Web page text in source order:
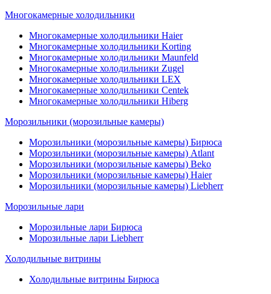
Многокамерные холодильники
Многокамерные холодильники Haier
Многокамерные холодильники Korting
Многокамерные холодильники Maunfeld
Многокамерные холодильники Zugel
Многокамерные холодильники LEX
Многокамерные холодильники Centek
Многокамерные холодильники Hiberg
Морозильники (морозильные камеры)
Морозильники (морозильные камеры) Бирюса
Морозильники (морозильные камеры) Atlant
Морозильники (морозильные камеры) Beko
Морозильники (морозильные камеры) Haier
Морозильники (морозильные камеры) Liebherr
Морозильные лари
Морозильные лари Бирюса
Морозильные лари Liebherr
Холодильные витрины
Холодильные витрины Бирюса